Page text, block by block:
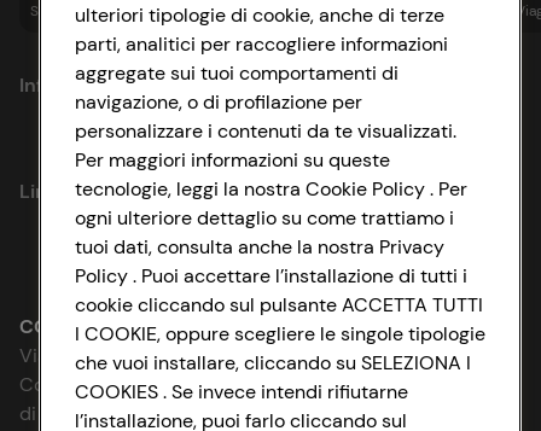
Spesa online Assicurazioni Sapori& Istituzionale
Informazioni
Privacy Policy
Cookie Policy
Impostazioni Cookie
Accessibilità
D&I e Parità di Genere
Link utili
Lavora con noi
Le cooperative
News & Approfondimenti
CONAD SOCIETÀ COOPERATIVA
Via Michelino, 59 | 40127 BOLOGNA
Codice Fiscale e Registro Imprese
di Bologna 00865960157
ulteriori tipologie di cookie, anche di terze
parti, analitici per raccogliere informazioni
aggregate sui tuoi comportamenti di
navigazione, o di profilazione per
personalizzare i contenuti da te visualizzati.
Per maggiori informazioni su queste
tecnologie, leggi la nostra Cookie Policy . Per
ogni ulteriore dettaglio su come trattiamo i
tuoi dati, consulta anche la nostra Privacy
Policy . Puoi accettare l’installazione di tutti i
cookie cliccando sul pulsante ACCETTA TUTTI
I COOKIE, oppure scegliere le singole tipologie
che vuoi installare, cliccando su SELEZIONA I
COOKIES . Se invece intendi rifiutarne
l’installazione, puoi farlo cliccando sul